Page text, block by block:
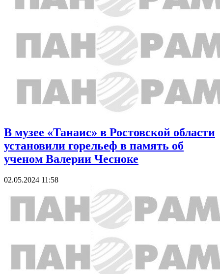
В музее «Танаис» в Ростовской области
установили горельеф в память об
ученом Валерии Чесноке
02.05.2024 11:58